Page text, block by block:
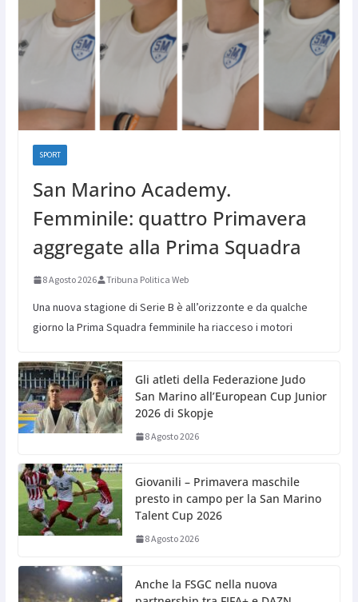
SPORT
San Marino Academy.
Femminile: quattro Primavera
aggregate alla Prima Squadra
8 Agosto 2026 Tribuna Politica Web
Una nuova stagione di Serie B è all’orizzonte e da qualche
giorno la Prima Squadra femminile ha riacceso i motori
Gli atleti della Federazione Judo
San Marino all’European Cup Junior
2026 di Skopje
8 Agosto 2026
Giovanili – Primavera maschile
presto in campo per la San Marino
Talent Cup 2026
8 Agosto 2026
Anche la FSGC nella nuova